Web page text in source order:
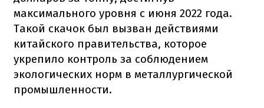
максимального уровня с июня 2022 года.
Такой скачок был вызван действиями
китайского правительства, которое
укрепило контроль за соблюдением
экологических норм в металлургической
промышленности.